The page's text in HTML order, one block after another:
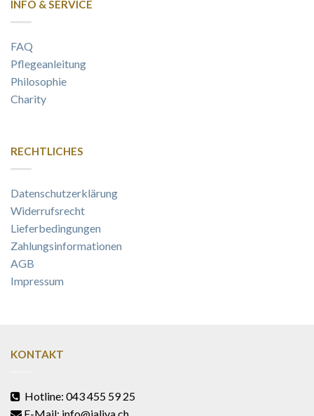
INFO & SERVICE
FAQ
Pflegeanleitung
Philosophie
Charity
RECHTLICHES
Datenschutzerklärung
Widerrufsrecht
Lieferbedingungen
Zahlungsinformationen
AGB
Impressum
KONTAKT
Hotline: 043 455 59 25